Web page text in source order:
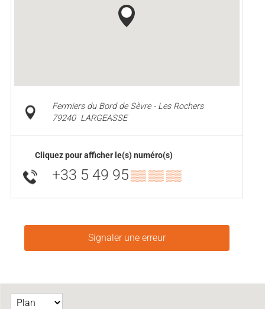
Fermiers du Bord de Sèvre - Les Rochers
79240 LARGEASSE
Cliquez pour afficher le(s) numéro(s)
+33 5 49 95▒▒ ▒▒ ▒▒
Signaler une erreur